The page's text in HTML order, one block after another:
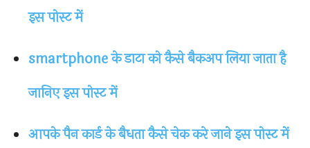
इस पोस्ट में
smartphone के डाटा को कैसे बैकअप लिया जाता है
जानिए इस पोस्ट में
आपके पैन कार्ड के बैधता कैसे चेक करे जाने इस पोस्ट में